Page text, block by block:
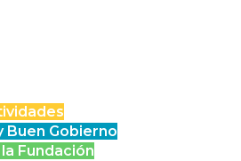
Buen Gobierno
Fundación